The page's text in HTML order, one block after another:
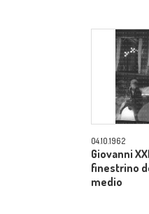
04.10.1962
Giovanni
finestrino
medio